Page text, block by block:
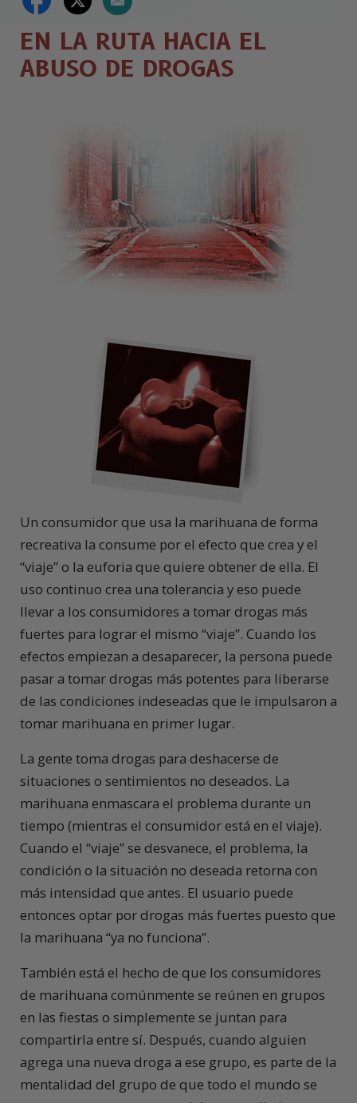
EN LA RUTA HACIA EL
ABUSO DE DROGAS
Un consumidor que usa la marihuana de forma
recreativa la consume por el efecto que crea y el
“viaje” o la euforia que quiere obtener de ella. El
uso continuo crea una tolerancia y eso puede
llevar a los consumidores a tomar drogas más
fuertes para lograr el mismo “viaje”. Cuando los
efectos empiezan a desaparecer, la persona puede
pasar a tomar drogas más potentes para liberarse
de las condiciones indeseadas que le impulsaron a
tomar marihuana en primer lugar.
La gente toma drogas para deshacerse de
situaciones o sentimientos no deseados. La
marihuana enmascara el problema durante un
tiempo (mientras el consumidor está en el viaje).
Cuando el “viaje” se desvanece, el problema, la
condición o la situación no deseada retorna con
más intensidad que antes. El usuario puede
entonces optar por drogas más fuertes puesto que
la marihuana “ya no funciona”.
También está el hecho de que los consumidores
de marihuana comúnmente se reúnen en grupos
en las fiestas o simplemente se juntan para
compartirla entre sí. Después, cuando alguien
agrega una nueva droga a ese grupo, es parte de la
mentalidad del grupo de que todo el mundo se